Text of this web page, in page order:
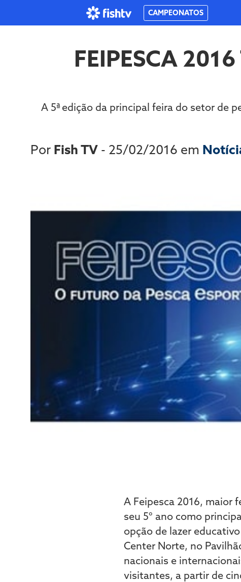
CAMPEONATOS
FEIPESCA
A 5ª edição da principal feira do setor de
Por Fish TV - 25/02/2016 em
A Feipesca 2016, maior
seu 5° ano como
opção de lazer
Center Norte, no
nacionais e
visitantes, a partir de